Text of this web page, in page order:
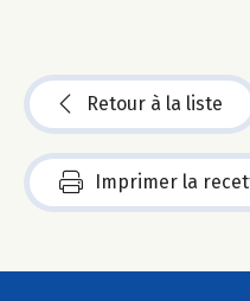
Retour à la liste
Imprimer la